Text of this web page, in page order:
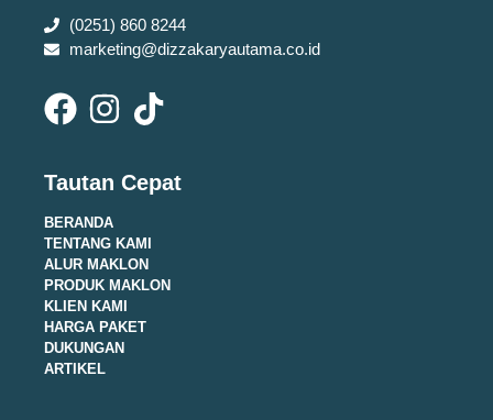
(0251) 860 8244
marketing@dizzakaryautama.co.id
Tautan Cepat
BERANDA
TENTANG KAMI
ALUR MAKLON
PRODUK MAKLON
KLIEN KAMI
HARGA PAKET
DUKUNGAN
ARTIKEL